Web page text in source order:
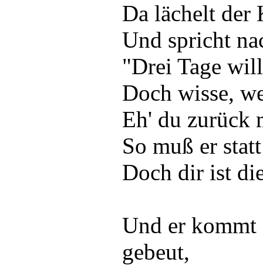
Da lächelt der
Und spricht
"Drei Tage
Doch wisse,
Eh' du zurück
So muß er
Doch dir ist
Und er
gebeut,